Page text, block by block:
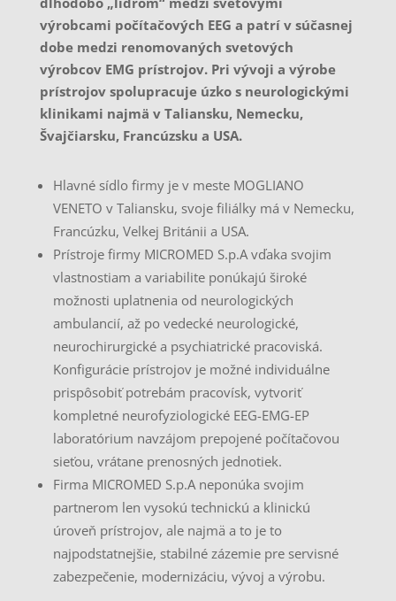
výrobcami počítačových EEG a patrí v súčasnej
dobe medzi renomovaných svetových
výrobcov EMG prístrojov. Pri vývoji a výrobe
prístrojov spolupracuje úzko s neurologickými
klinikami najmä v Taliansku, Nemecku,
Švajčiarsku, Francúzsku a USA.
Hlavné sídlo firmy je v meste MOGLIANO
VENETO v Taliansku, svoje filiálky má v Nemecku,
Francúzku, Velkej Británii a USA.
Prístroje firmy MICROMED S.p.A vďaka svojim
vlastnostiam a variabilite ponúkajú široké
možnosti uplatnenia od neurologických
ambulancií, až po vedecké neurologické,
neurochirurgické a psychiatrické pracoviská.
Konfigurácie prístrojov je možné individuálne
prispôsobiť potrebám pracovísk, vytvoriť
kompletné neurofyziologické EEG-EMG-EP
laboratórium navzájom prepojené počítačovou
sieťou, vrátane prenosných jednotiek.
Firma MICROMED S.p.A neponúka svojim
partnerom len vysokú technickú a klinickú
úroveň prístrojov, ale najmä a to je to
najpodstatnejšie, stabilné zázemie pre servisné
zabezpečenie, modernizáciu, vývoj a výrobu.